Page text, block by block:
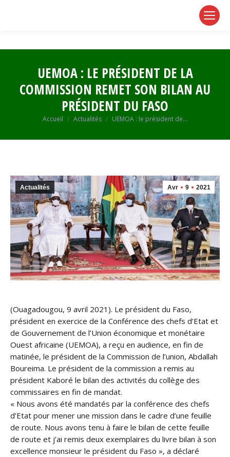
UEMOA : LE PRÉSIDENT DE LA
COMMISSION REMET SON BILAN AU
PRÉSIDENT DU FASO
Vous êtes ici :
Accueil Actualités UEMOA : le président de…
Avr 9 2021
Actualités
(Ouagadougou, 9 avril 2021). Le président du Faso,
président en exercice de la Conférence des chefs d’Etat et
de Gouvernement de l’Union économique et monétaire
Ouest africaine (UEMOA), a reçu en audience, en fin de
matinée, le président de la Commission de l’union, Abdallah
Boureima. Le président de la commission a remis au
président Kaboré le bilan des activités du collège des
commissaires en fin de mandat.
« Nous avons été mandatés par la conférence des chefs
d’Etat pour mener une mission dans le cadre d’une feuille
de route. Nous avons tenu à faire le bilan de cette feuille
de route et j’ai remis deux exemplaires du livre bilan à son
excellence monsieur le président du Faso », a déclaré